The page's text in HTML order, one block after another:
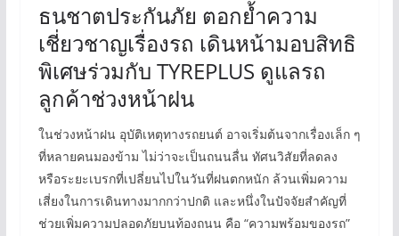
ธนชาตประกันภัย ตอกย้ำความ
เชี่ยวชาญเรื่องรถ เดินหน้ามอบสิทธิ
พิเศษร่วมกับ TYREPLUS ดูแลรถ
ลูกค้าช่วงหน้าฝน
ในช่วงหน้าฝน อุบัติเหตุทางรถยนต์ อาจเริ่มต้นจากเรื่องเล็ก ๆ
ที่หลายคนมองข้าม ไม่ว่าจะเป็นถนนลื่น ทัศนวิสัยที่ลดลง
หรือระยะเบรกที่เปลี่ยนไปในวันที่ฝนตกหนัก ล้วนเพิ่มความ
เสี่ยงในการเดินทางมากกว่าปกติ และหนึ่งในปัจจัยสำคัญที่
ช่วยเพิ่มความปลอดภัยบนท้องถนน คือ “ความพร้อมของรถ”